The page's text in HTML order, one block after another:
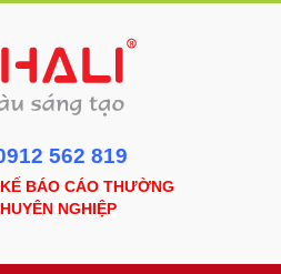
562 819
BÁO CÁO THƯỜNG
NGHIỆP